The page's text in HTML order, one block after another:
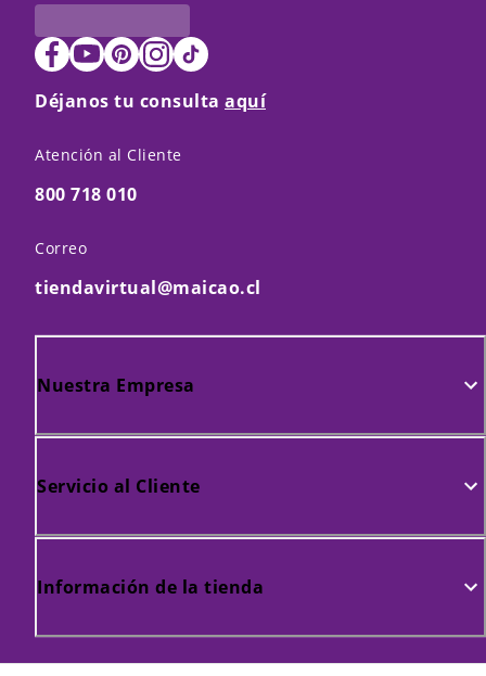
Déjanos tu consulta aquí
Atención al Cliente
800 718 010
Correo
tiendavirtual@maicao.cl
Nuestra Empresa
Servicio al Cliente
Información de la tienda